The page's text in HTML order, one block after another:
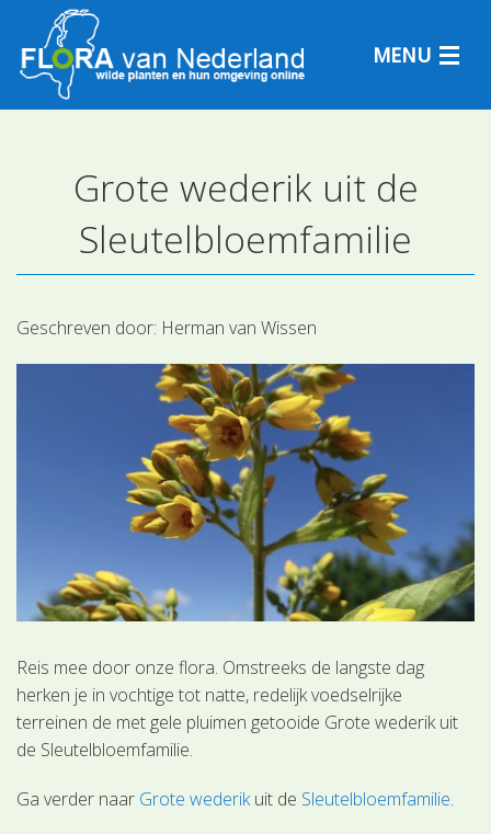
MENU
Plantensoorten
Determineren
Grote wederik uit de
Sleutelbloemfamilie
Geschreven door: Herman van Wissen
Reis mee door onze flora. Omstreeks de langste dag
herken je in vochtige tot natte, redelijk voedselrijke
terreinen de met gele pluimen getooide Grote wederik uit
de Sleutelbloemfamilie.
Ga verder naar Grote wederikuit de Sleutelbloemfamilie.